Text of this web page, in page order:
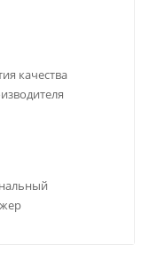
качества